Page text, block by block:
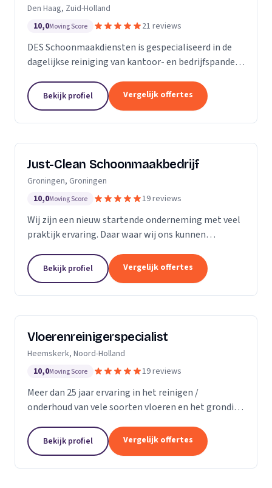
Den Haag, Zuid-Holland
10,0Moving Score 21 reviews
DES Schoonmaakdiensten is gespecialiseerd in de
dagelijkse reiniging van kantoor- en bedrijfspanden
ervaring in de glas- en gevelreiniging. Maar met...
Bekijk profiel Vergelijk offertes
Just-Clean Schoonmaakbedrijf
Groningen, Groningen
10,0Moving Score 19 reviews
Wij zijn een nieuw startende onderneming met veel
praktijk ervaring. Daar waar wij ons kunnen
schijven. Direct antwoord en flexibele
inzetbaarheid....
Bekijk profiel Vergelijk offertes
Vloerenreinigerspecialist
Heemskerk, Noord-Holland
10,0Moving Score 19 reviews
Meer dan 25 jaar ervaring in het reinigen /
onderhoud van vele soorten vloeren en het grondig
objecten zoals meubels en stoelen, zowel bij u
thuis...
Bekijk profiel Vergelijk offertes